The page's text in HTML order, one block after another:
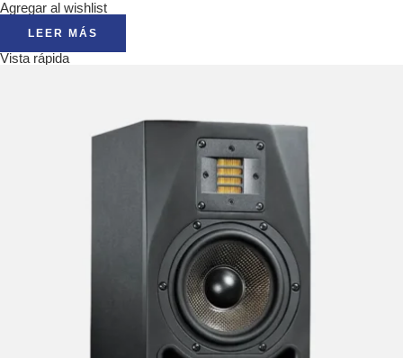
Agregar al wishlist
LEER MÁS
Vista rápida